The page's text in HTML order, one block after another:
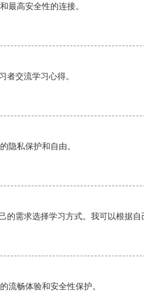
最高安全性的连接。
者交流学习心得。
隐私保护和自由。
需求选择学习方式。我可以根据自
流畅体验和安全性保护。